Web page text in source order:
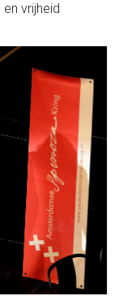
vrijheid